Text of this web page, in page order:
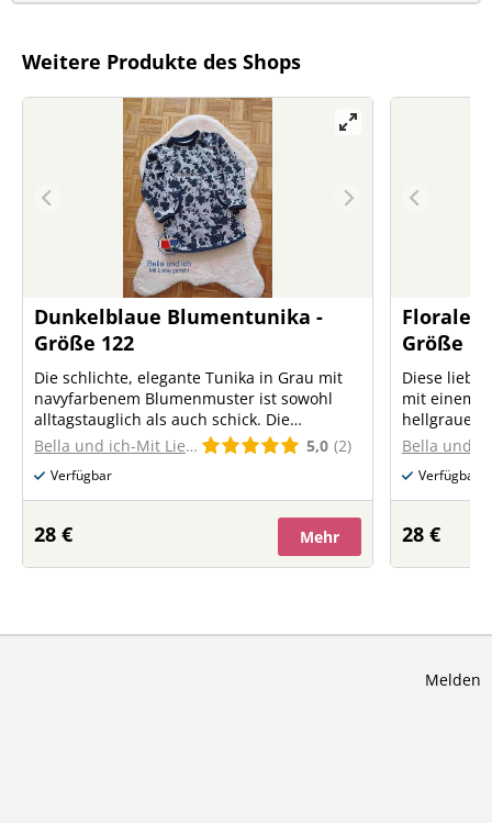
Weitere Produkte des Shops
Dunkelblaue Blumentunika -
Größe 122
Die schlichte, elegante Tunika in Grau mit
navyfarbenem Blumenmuster ist sowohl
alltagstauglich als auch schick. Die
passenden Bündchen und die große Tasche
machen sie bequem und praktisch zugleich.
Bella und ich-Mit Liebe genäht 5,0 (2)
Verfügbar
28 € Mehr
Florale
Größe
Diese
mit einem
Bündchen
sorgen für
kleine
Verfügbar
28 €
Melden